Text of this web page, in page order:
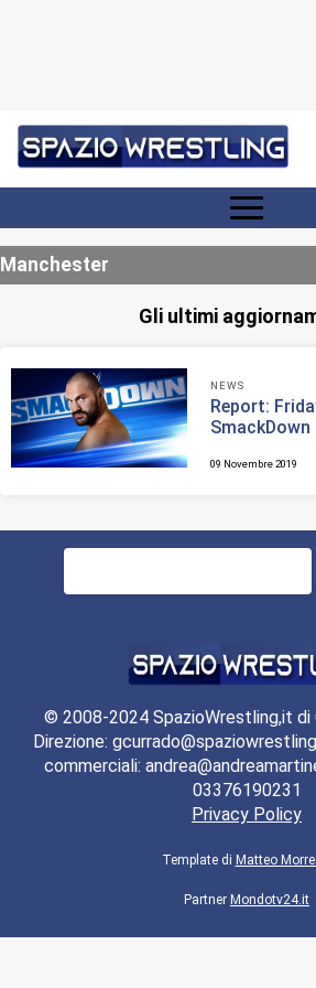
Manchester
Gli ultimi
NEWS
Report:
09 Novembre 2019
Ricerca
© 2008-2024 SpazioWrestling,it di
Direzione:
commerciali:
03376190231
Privacy Policy
Template di Matteo
Partner Mondotv24.it